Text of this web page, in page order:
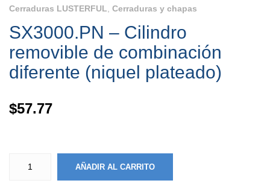
Cerraduras LUSTERFUL Cerraduras y chapas
SX3000.PN – Cilindro
removible de combinación
diferente (niquel plateado)
$57.77
AÑADIR AL CARRITO